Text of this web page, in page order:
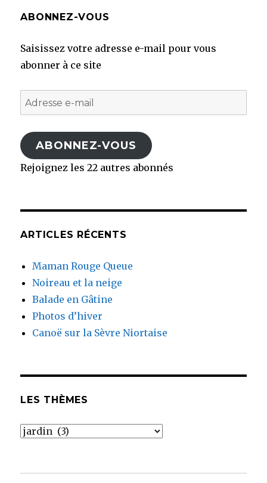
ABONNEZ-VOUS
Saisissez votre adresse e-mail pour vous
abonner à ce site
Adresse
e-
mail
ABONNEZ-VOUS
Rejoignez les 22 autres abonnés
ARTICLES RÉCENTS
Maman Rouge Queue
Noireau et la neige
Balade en Gâtine
Photos d’hiver
Canoë sur la Sèvre Niortaise
LES THÈMES
Les